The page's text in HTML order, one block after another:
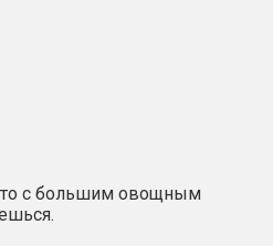
с большим овощным